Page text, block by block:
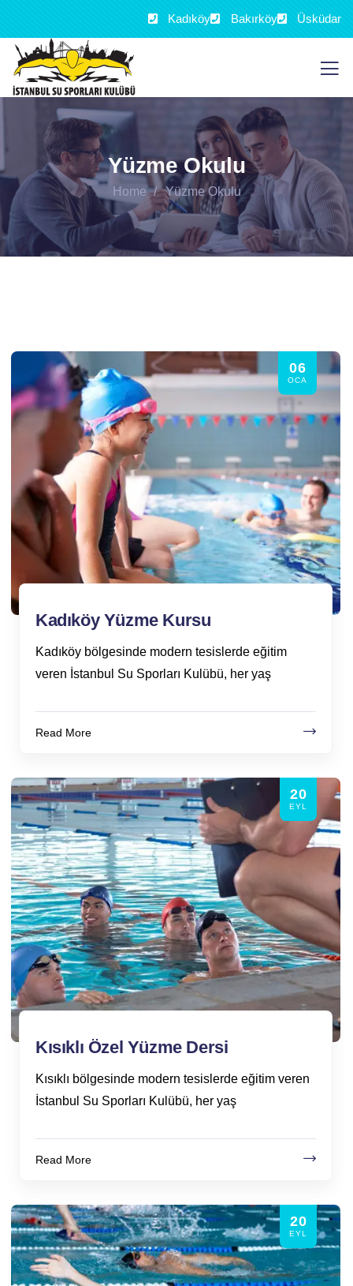
Kadıköy Bakırköy Üsküdar
Yüzme Okulu
Home Yüzme Okulu
06
OCA
Kadıköy Yüzme Kursu
Kadıköy bölgesinde modern tesislerde eğitim
veren İstanbul Su Sporları Kulübü, her yaş
Read More
20
EYL
Kısıklı Özel Yüzme Dersi
Kısıklı bölgesinde modern tesislerde eğitim veren
İstanbul Su Sporları Kulübü, her yaş
Read More
20
EYL